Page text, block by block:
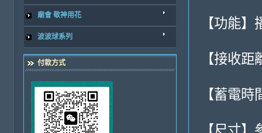
廟會 敬神用花
波波球系列
付款方式
【功能】
【接收
【蓄電